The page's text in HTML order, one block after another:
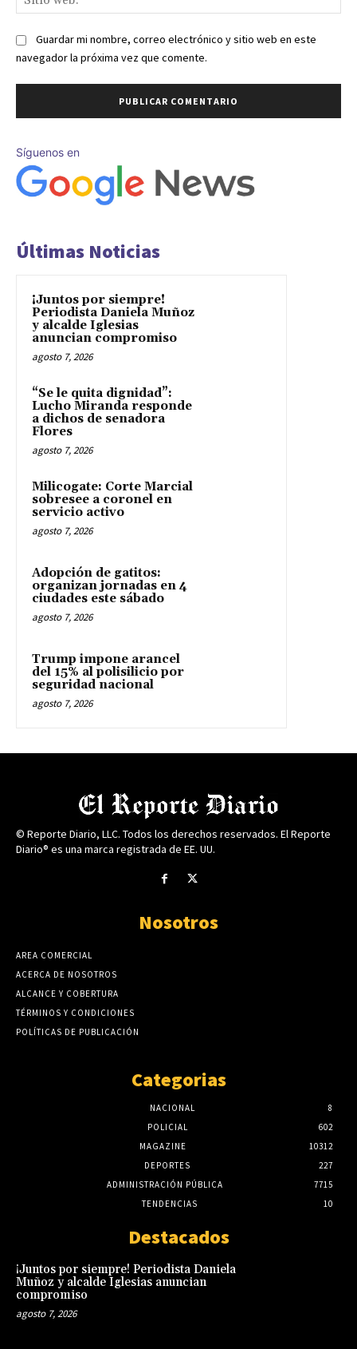
Guardar mi nombre, correo electrónico y sitio web en este
navegador la próxima vez que comente.
Síguenos en
Últimas Noticias
¡Juntos por siempre!
Periodista Daniela Muñoz
y alcalde Iglesias
anuncian compromiso
agosto 7, 2026
“Se le quita dignidad”:
Lucho Miranda responde
a dichos de senadora
Flores
agosto 7, 2026
Milicogate: Corte Marcial
sobresee a coronel en
servicio activo
agosto 7, 2026
Adopción de gatitos:
organizan jornadas en 4
ciudades este sábado
agosto 7, 2026
Trump impone arancel
del 15% al polisilicio por
seguridad nacional
agosto 7, 2026
© Reporte Diario, LLC. Todos los derechos reservados. El Reporte
Diario® es una marca registrada de EE. UU.
Nosotros
AREA COMERCIAL
ACERCA DE NOSOTROS
ALCANCE Y COBERTURA
TÉRMINOS Y CONDICIONES
POLÍTICAS DE PUBLICACIÓN
Categorias
NACIONAL
8
POLICIAL
602
MAGAZINE
10312
DEPORTES
227
ADMINISTRACIÓN PÚBLICA
7715
TENDENCIAS
10
Destacados
¡Juntos por siempre! Periodista Daniela
Muñoz y alcalde Iglesias anuncian
compromiso
agosto 7, 2026